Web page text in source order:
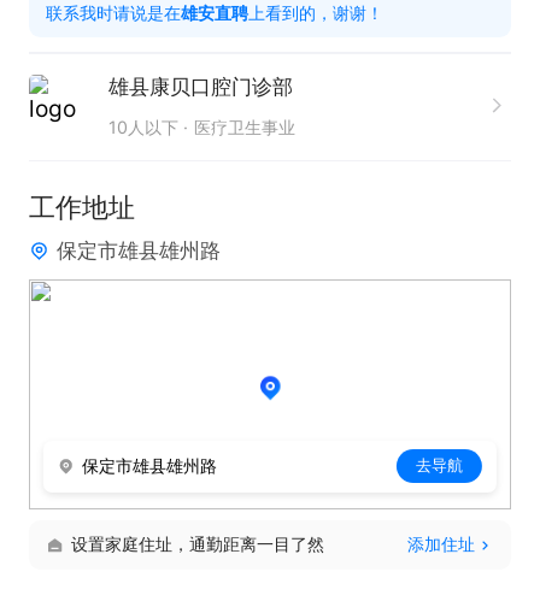
目清晰。
观。
任职要求
2. 具备1年及以上前台接待、客户服务相关工作经
联系我时请说是在雄安直聘 上看到的，谢谢！
雄县康贝口腔门诊部
10人以下 医疗卫生事业
工作地址
保定市雄县雄州路
保定市雄县雄州路 去导航
设置家庭住址，通勤距离一目了然 添加住址